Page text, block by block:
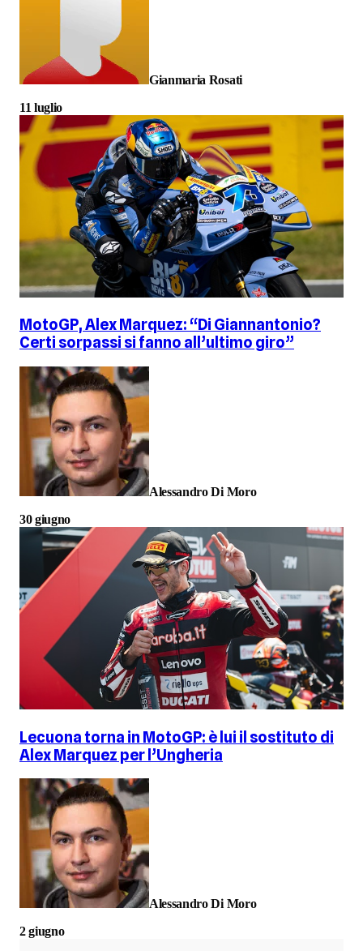
Gianmaria Rosati
11 luglio
MotoGP, Alex Marquez: “Di Giannantonio?
Certi sorpassi si fanno all’ultimo giro”
Alessandro Di Moro
30 giugno
Lecuona torna in MotoGP: è lui il sostituto di
Alex Marquez per l’Ungheria
Alessandro Di Moro
2 giugno